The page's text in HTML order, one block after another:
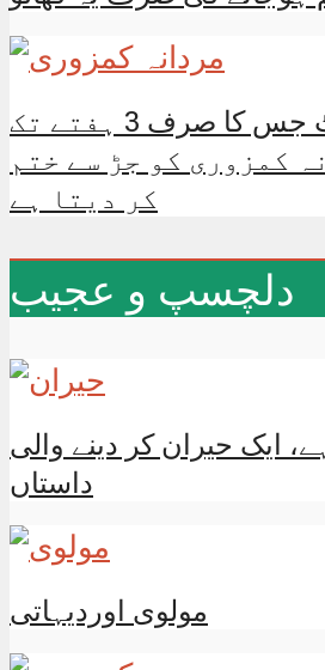
وہ ڈرائی فروٹ جس کا صرف 3 ہفتے تک
کمزوری کو جڑ سے ختم
کر دیتا ہے
دلچسپ و عجیب
ایک حیران کر دینے والی
داستاں
مولوی اوردیہاتی